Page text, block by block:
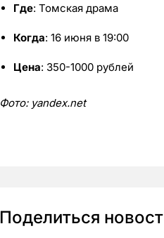
Где: Томская драма
Когда: 16 июня в 19:00
Цена: 350-1000 рублей
Фото: yandex.net
Поделиться